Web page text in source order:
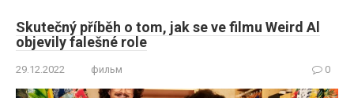
Skutečný příběh o tom, jak se ve filmu Weird Al
objevily falešné role
29.12.2022 фильм 0